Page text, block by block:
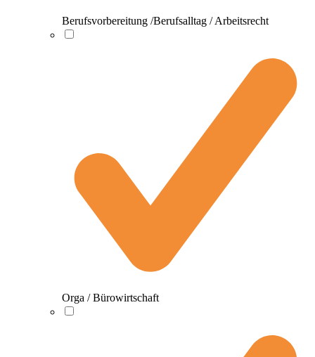
Berufsvorbereitung /Berufsalltag / Arbeitsrecht
Orga / Bürowirtschaft